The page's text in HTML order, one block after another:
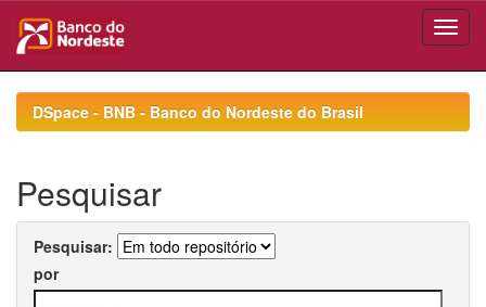
navigationDSpace - BNB - Banco do Nordeste do Brasil
Pesquisar
Pesquisar:
por